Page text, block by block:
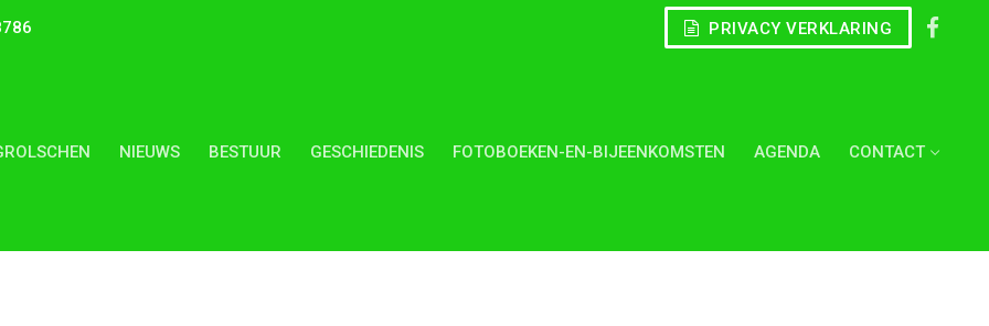
PRIVACY VERKLARING
NIEUWS BESTUUR GESCHIEDENIS FOTOBOEKEN-EN-BIJEENKOMSTEN AGENDA CONTACT